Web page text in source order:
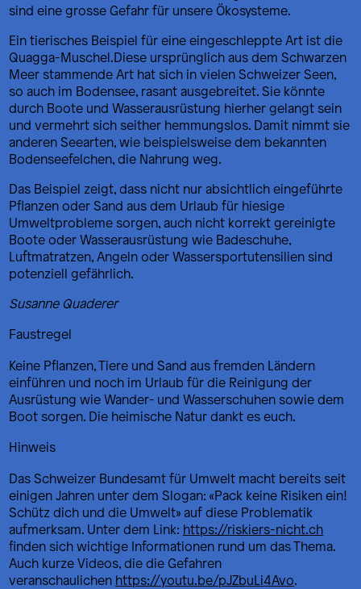
sind eine grosse Gefahr für unsere Ökosysteme.
Ein tierisches Beispiel für eine eingeschleppte Art ist die
Quagga-Muschel.Diese ursprünglich aus dem Schwarzen
Meer stammende Art hat sich in vielen Schweizer Seen,
so auch im Bodensee, rasant ausgebreitet. Sie könnte
durch Boote und Wasserausrüstung hierher gelangt sein
und vermehrt sich seither hemmungslos. Damit nimmt sie
anderen Seearten, wie beispielsweise dem bekannten
Bodenseefelchen, die Nahrung weg.
Das Beispiel zeigt, dass nicht nur absichtlich eingeführte
Pflanzen oder Sand aus dem Urlaub für hiesige
Umweltprobleme sorgen, auch nicht korrekt gereinigte
Boote oder Wasserausrüstung wie Badeschuhe,
Luftmatratzen, Angeln oder Wassersportutensilien sind
potenziell gefährlich.
Susanne Quaderer
Faustregel
Keine Pflanzen, Tiere und Sand aus fremden Ländern
einführen und noch im Urlaub für die Reinigung der
Ausrüstung wie Wander- und Wasserschuhen sowie dem
Boot sorgen. Die heimische Natur dankt es euch.
Hinweis
Das Schweizer Bundesamt für Umwelt macht bereits seit
einigen Jahren unter dem Slogan: «Pack keine Risiken ein!
Schütz dich und die Umwelt» auf diese Problematik
aufmerksam. Unter dem Link: https://riskiers-nicht.ch
finden sich wichtige Informationen rund um das Thema.
Auch kurze Videos, die die Gefahren
veranschaulichen https://youtu.be/pJZbuLi4Avo.